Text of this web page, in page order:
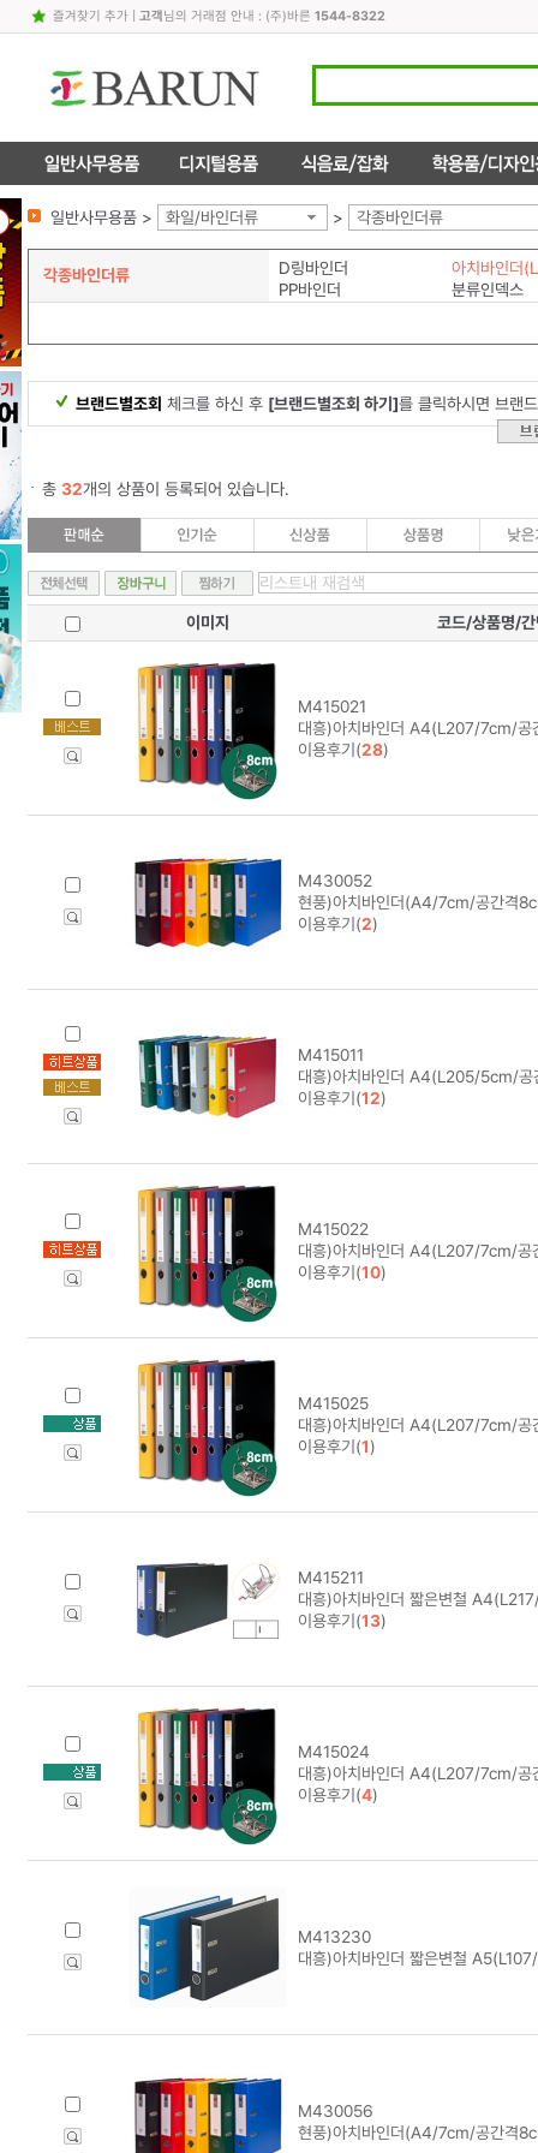
즐겨찾기 추가| 고객님의 거래점 안내 : (주)바른 1544-8322
일반사무용품 > 화일/바인더류 > 각종바인더류
각종바인더류 D링바인더
아치바인더
PP바인더
분류인덱스
브랜드별조회 체크를 하신 후 [브랜드별조회 하기]를 클릭하시면 브랜
총 32개의 상품이 등록되어 있습니다.
이미지 코드/상품명/간
M415021
대흥)아치바인더 A4(L207/7cm/공
이용후기(28)
M430052
현풍)아치바인더(A4/7cm/공간격
이용후기(2)
M415011
대흥)아치바인더 A4(L205/5cm/공
이용후기(12)
M415022
대흥)아치바인더 A4(L207/7cm/공
이용후기(10)
M415025
대흥)아치바인더 A4(L207/7cm/공
이용후기(1)
M415211
대흥)아치바인더 짧은변철
이용후기(13)
M415024
대흥)아치바인더 A4(L207/7cm/공
이용후기(4)
M413230
대흥)아치바인더 짧은변철
M430056
현풍)아치바인더(A4/7cm/공간격